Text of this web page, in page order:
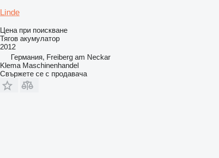
Linde
Цена при поискване
Тягов акумулатор
2012
Германия, Freiberg am Neckar
Klema Maschinenhandel
Свържете се с продавача